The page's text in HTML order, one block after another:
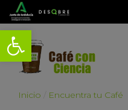
Abrir barra de herramientas
Inicio Encuentra tu Café